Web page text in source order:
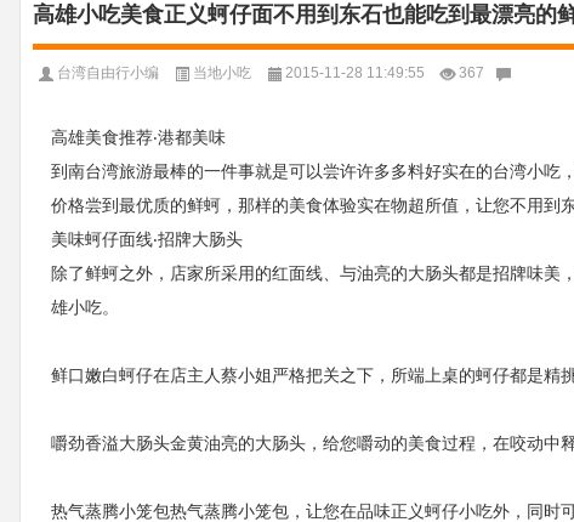
高雄小吃美食正义蚵仔面不用到东石也能吃到最漂亮的
台湾自由行小编 当地小吃 2015-11-28 11:49:55 367
高雄美食推荐‧港都美味
到南台湾旅游最棒的一件事就是可以尝许许多多料好实在的台湾小
价格尝到最优质的鲜蚵，那样的美食体验实在物超所值，让您不用到
美味蚵仔面线‧招牌大肠头
除了鲜蚵之外，店家所采用的红面线、与油亮的大肠头都是招牌味
雄小吃。
鲜口嫩白蚵仔在店主人蔡小姐严格把关之下，所端上桌的蚵仔都是精
嚼劲香溢大肠头金黄油亮的大肠头，给您嚼动的美食过程，在咬动中
热气蒸腾小笼包热气蒸腾小笼包，让您在品味正义蚵仔小吃外，同时